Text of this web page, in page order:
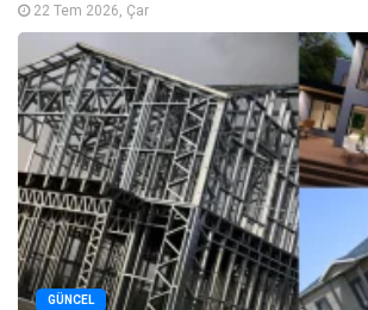
22 Tem 2026, Çar
GÜNCEL